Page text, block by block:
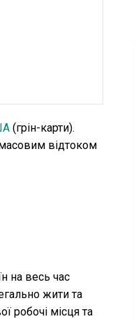
(грін-карти).
відтоком
на весь час
жити та
робочі місця та